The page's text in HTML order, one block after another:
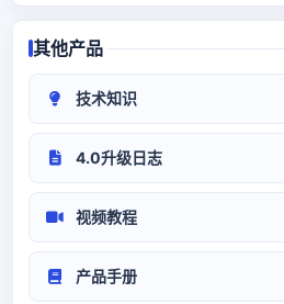
其他产品
技术知识
4.0升级日志
视频教程
产品手册